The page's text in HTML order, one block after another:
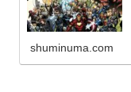
shuminuma.com